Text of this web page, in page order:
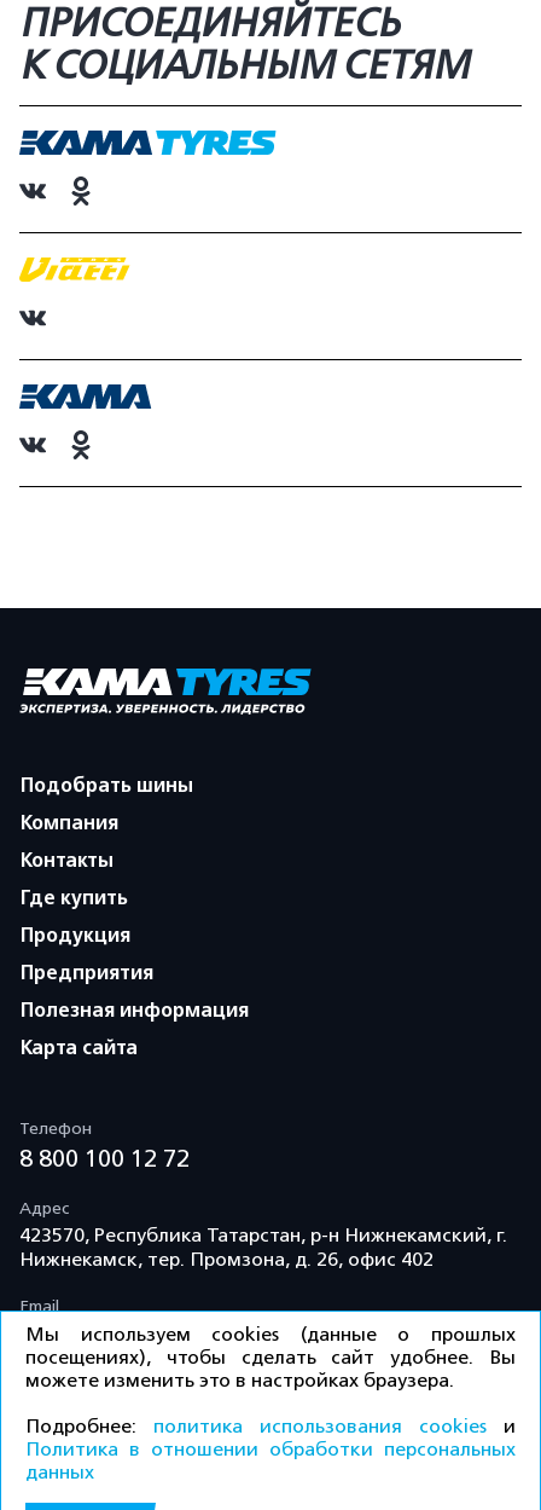
ПРИСОЕДИНЯЙТЕСЬ
К СОЦИАЛЬНЫМ СЕТЯМ
Подобрать шины
Компания
Контакты
Где купить
Продукция
Предприятия
Полезная информация
Карта сайта
Телефон
8 800 100 12 72
Адрес
423570, Республика Татарстан, р-н Нижнекамский, г.
Нижнекамск, тер. Промзона, д. 26, офис 402
Email
info@td-kama.com
©ООО «Торговый дом «Кама» 2026 / Все права
защищены.
Политика конфиденциальности
Мы используем cookies (данные о прошлых
посещениях), чтобы сделать сайт удобнее. Вы
можете изменить это в настройках браузера.
Подробнее: политика использования cookies и
Политика в отношении обработки персональных
данных